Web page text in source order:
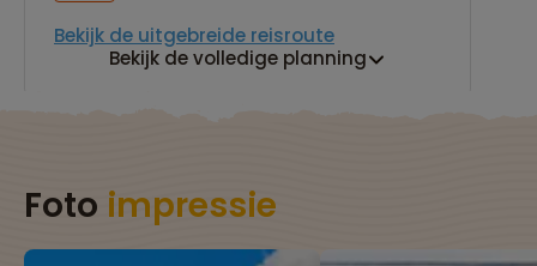
Bekijk de uitgebreide reisroute
Bekijk de volledige planning
Foto impressie